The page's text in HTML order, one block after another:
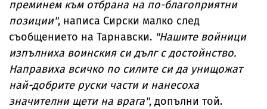
преминем към отбрана на по-благоприятни
позиции", написа Сирски малко след
съобщението на Тарнавски. "Нашите войници
изпълниха воинския си дълг с достойнство.
Направиха всичко по силите си да унищожат
най-добрите руски части и нанесоха
значителни щети на врага", допълни той.